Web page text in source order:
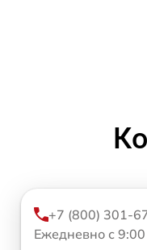
+7 (800) 301-
Ежедневно с